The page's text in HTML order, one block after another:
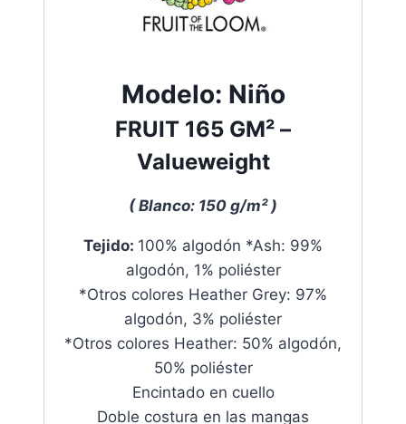
Modelo: Niño
FRUIT 165 GM² –
Valueweight
( Blanco: 150 g/m² )
Tejido: 100% algodón *Ash: 99%
algodón, 1% poliéster
*Otros colores Heather Grey: 97%
algodón, 3% poliéster
*Otros colores Heather: 50% algodón,
50% poliéster
Encintado en cuello
Doble costura en las mangas